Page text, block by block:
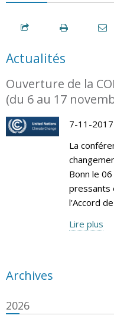
Actualités
Ouverture de la
(du 6 au 17
7-11-2017
La
Bonn le
pressants
l’Accord
Lire plus
Archives
2026